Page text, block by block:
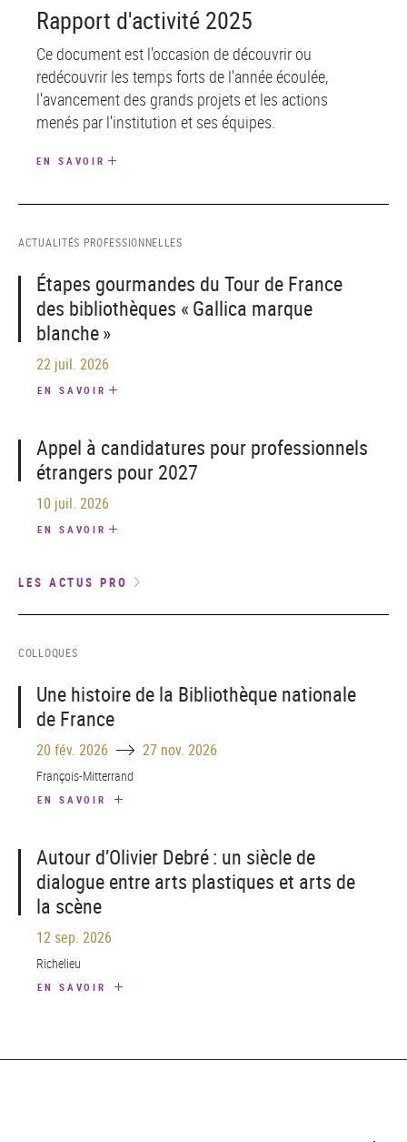
Rapport d'activité 2025
Ce document est l'occasion de découvrir ou
redécouvrir les temps forts de l'année écoulée,
l'avancement des grands projets et les actions
menés par l'institution et ses équipes.
EN SAVOIR
ACTUALITÉS PROFESSIONNELLES
Étapes gourmandes du Tour de France
des bibliothèques « Gallica marque
blanche »
22 juil. 2026
EN SAVOIR
Appel à candidatures pour professionnels
étrangers pour 2027
10 juil. 2026
EN SAVOIR
LES ACTUS PRO
COLLOQUES
Une histoire de la Bibliothèque nationale
de France
20 fév. 2026 Until 27 nov. 2026
François-Mitterrand
EN SAVOIR
Autour d’Olivier Debré : un siècle de
dialogue entre arts plastiques et arts de
la scène
12 sep. 2026
Richelieu
EN SAVOIR